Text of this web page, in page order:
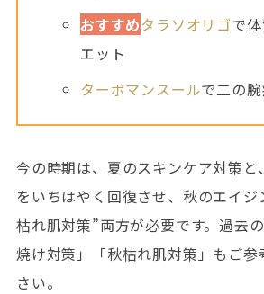
おすすめタラソオリゴで
エット
ターボマンスールで二の
今の時期は、夏のスキンケア対策と
をいちはやく回復させ、秋のエイ
枯れ肌対策”両方が必要です。過去
焼け対策」「秋枯れ肌対策」もご参
さい。